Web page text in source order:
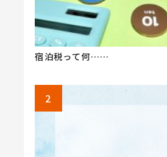
宿泊税って何……